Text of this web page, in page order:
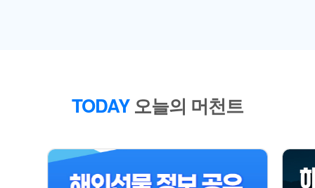
TODAY오늘의 머천트